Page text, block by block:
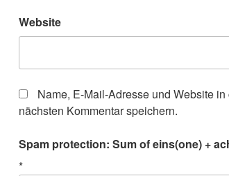
Website
Name, E-Mail-Adresse und Website
nächsten Kommentar speichern.
Spam protection: Sum of eins(one) +
*